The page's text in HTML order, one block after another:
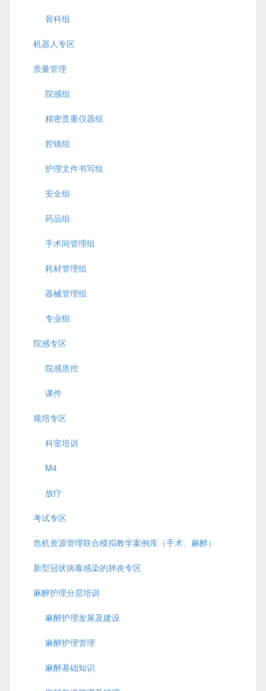
骨科组
机器人专区
质量管理
院感组
精密贵重仪器组
腔镜组
护理文件书写组
安全组
药品组
手术间管理组
耗材管理组
器械管理组
专业组
院感专区
院感质控
课件
规培专区
科室培训
M4
放疗
考试专区
危机资源管理联合模拟教学案例库（手术、麻醉）
新型冠状病毒感染的肺炎专区
麻醉护理分层培训
麻醉护理发展及建设
麻醉护理管理
麻醉基础知识